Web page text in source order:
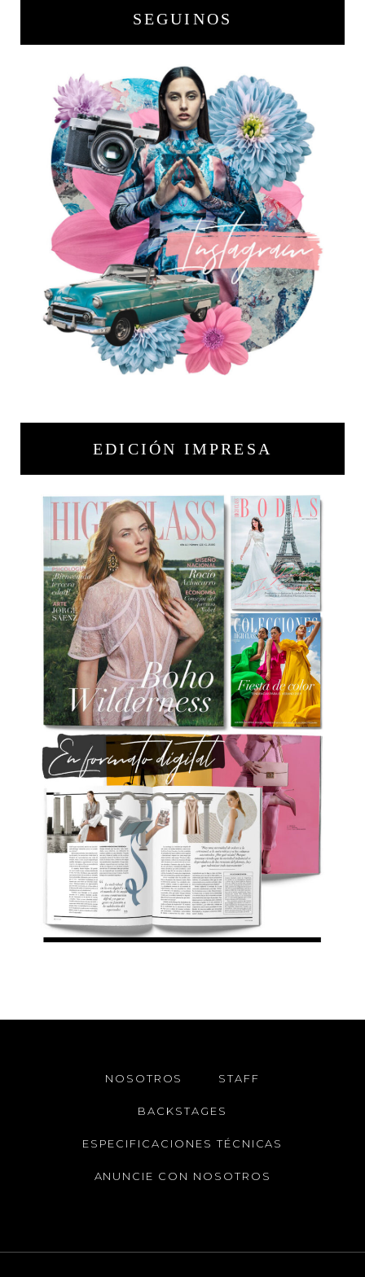
SEGUINOS
EDICIÓN IMPRESA
NOSOTROS STAFF
BACKSTAGES
ESPECIFICACIONES TÉCNICAS
ANUNCIE CON NOSOTROS